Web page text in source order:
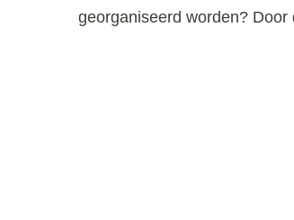
georganiseerd worden?